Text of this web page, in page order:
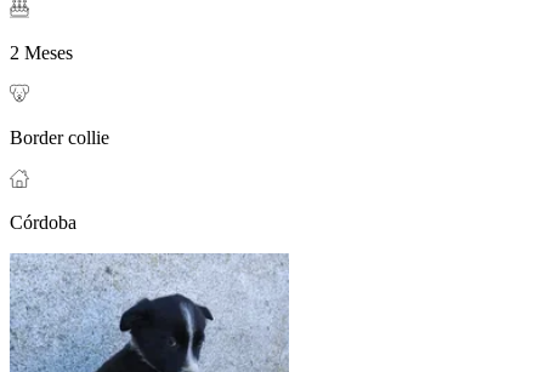
2 Meses
Border collie
Córdoba